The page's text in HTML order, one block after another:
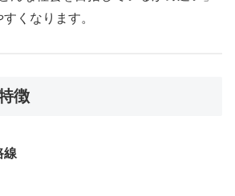
くなります。
徴
線